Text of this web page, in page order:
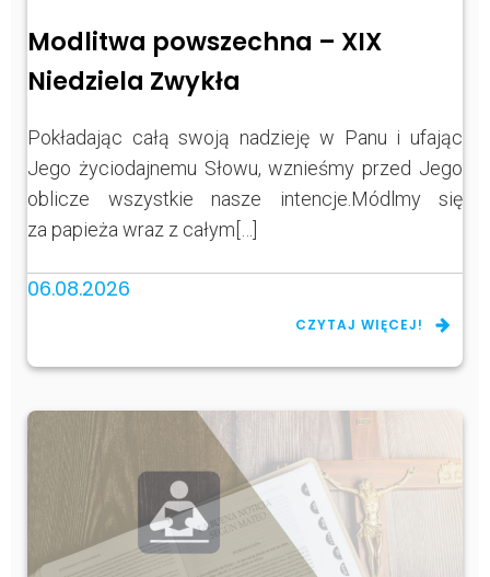
Modlitwa powszechna – XIX
Niedziela Zwykła
Pokładając całą swoją nadzieję w Panu i ufając
Jego życiodajnemu Słowu, wznieśmy przed Jego
oblicze wszystkie nasze intencje.Módlmy się
za papieża wraz z całym[…]
06.08.2026
CZYTAJ WIĘCEJ!